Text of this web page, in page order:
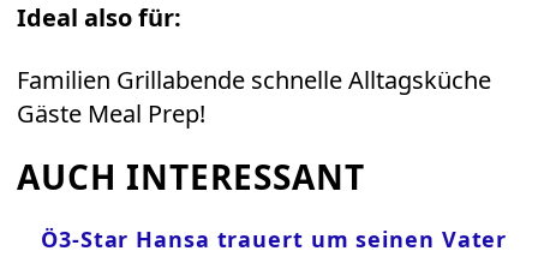
Ideal also für:
Familien Grillabende schnelle Alltagsküche
Gäste Meal Prep!
AUCH INTERESSANT
Ö3-Star Hansa trauert um seinen Vater